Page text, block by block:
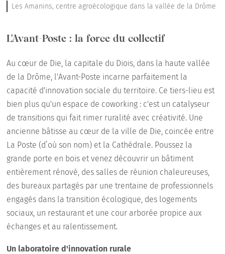
Les Amanins, centre agroécologique dans la vallée de la Drôme
L'Avant-Poste : la force du collectif
Au cœur de Die, la capitale du Diois, dans la haute vallée
de la Drôme, l'Avant-Poste incarne parfaitement la
capacité d'innovation sociale du territoire. Ce tiers-lieu est
bien plus qu'un espace de coworking : c'est un catalyseur
de transitions qui fait rimer ruralité avec créativité. Une
ancienne bâtisse au cœur de la ville de Die, coincée entre
La Poste (d’où son nom) et la Cathédrale. Poussez la
grande porte en bois et venez découvrir un bâtiment
entièrement rénové, des salles de réunion chaleureuses,
des bureaux partagés par une trentaine de professionnels
engagés dans la transition écologique, des logements
sociaux, un restaurant et une cour arborée propice aux
échanges et au ralentissement.
Un laboratoire d'innovation rurale